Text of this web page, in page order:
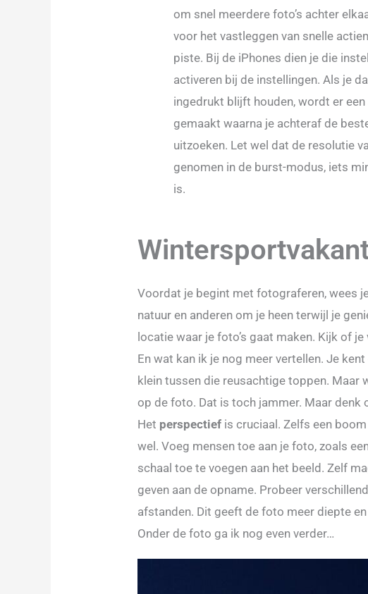
om snel meerdere foto’s achter
voor het vastleggen van snelle
piste. Bij de iPhones dien je die
activeren bij de instellingen. Als je
ingedrukt blijft houden, wordt er een
gemaakt waarna je achteraf de
uitzoeken. Let wel dat de resolutie
genomen in de burst-modus, iets
is.
Voordat je begint met fotograferen, wees
natuur en anderen om je heen terwijl je
locatie waar je foto’s gaat maken. Kijk of
En wat kan ik je nog meer vertellen. Je
klein tussen die reusachtige toppen.
op de foto. Dat is toch jammer. Maar denk
Het perspectief is cruciaal. Zelfs een
wel. Voeg mensen toe aan je foto, zoals
schaal toe te voegen aan het beeld. Zelf
geven aan de opname. Probeer
afstanden. Dit geeft de foto meer diepte
Onder de foto ga ik nog even verder…